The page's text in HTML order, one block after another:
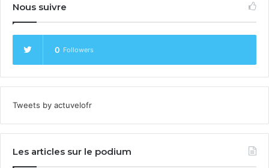
Nous suivre
0 Followers
Tweets by actuvelofr
Les articles sur le podium